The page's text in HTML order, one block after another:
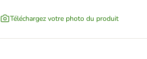
Téléchargez votre photo du produit